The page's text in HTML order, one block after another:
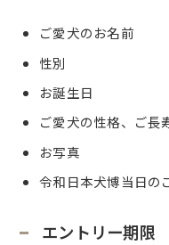
ご愛犬のお名前
性別
お誕生日
ご愛犬の性格、ご長
お写真
令和日本犬博当日の
エントリー期限